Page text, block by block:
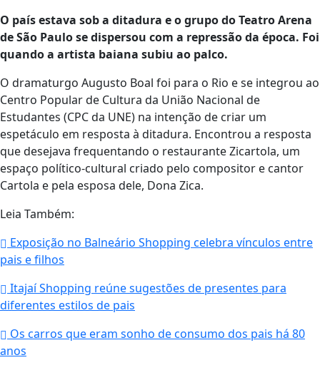
O país estava sob a ditadura e o grupo do Teatro Arena
de São Paulo se dispersou com a repressão da época. Foi
quando a artista baiana subiu ao palco.
O dramaturgo Augusto Boal foi para o Rio e se integrou ao
Centro Popular de Cultura da União Nacional de
Estudantes (CPC da UNE) na intenção de criar um
espetáculo em resposta à ditadura. Encontrou a resposta
que desejava frequentando o restaurante Zicartola, um
espaço político-cultural criado pelo compositor e cantor
Cartola e pela esposa dele, Dona Zica.
Leia Também:
Exposição no Balneário Shopping celebra vínculos entre
pais e filhos
Itajaí Shopping reúne sugestões de presentes para
diferentes estilos de pais
Os carros que eram sonho de consumo dos pais há 80
anos